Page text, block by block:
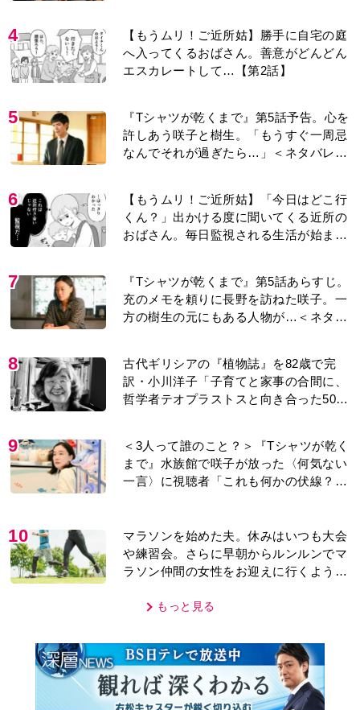
4
【もうムリ！ご近所姑】勝手に自宅の庭
へ入ってくるおばさん。善意がどんどん
エスカレートして…【第2話】
5
『Tシャツが乾くまで』第5話予告。心を
許しあう咲子と樹生。「もうすぐ一周忌
なんでそれが過ぎたら…」＜ネタバレあ
6
【もうムリ！ご近所姑】「今日はどこ行
くん？」出かける度に聞いてくる近所の
おばさん。毎日監視される生活が始ま
7
『Tシャツが乾くまで』第5話あらすじ。
充のメモを頼りに長野を訪ねた咲子。一
方の樹生の元にもある人物が…＜ネタバ
8
古代ギリシアの『植物誌』を82歳で完
訳・小川洋子「子育てと家事の合間に、
哲学者テオプラストスと向き合った50
9
＜3人って誰のこと？＞『Tシャツが乾く
まで』水族館で咲子が放った〈何気ない
一言〉に視聴者「これも何かの伏線？」
10
マラソンを始めた夫。休みはいつも大会
や練習会。さらに早朝からルンルンでマ
ラソン仲間の女性をお迎えに行くように
もっと見る